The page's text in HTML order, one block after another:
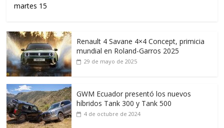
martes 15
Renault 4 Savane 4×4 Concept, primicia
mundial en Roland-Garros 2025
29 de mayo de 2025
GWM Ecuador presentó los nuevos
híbridos Tank 300 y Tank 500
4 de octubre de 2024